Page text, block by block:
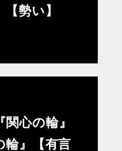
勢い】
心の輪』
輪』【有言